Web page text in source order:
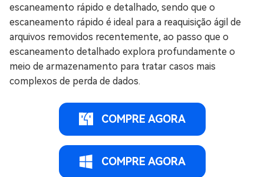
escaneamento rápido e detalhado, sendo que o
escaneamento rápido é ideal para a reaquisição ágil de
arquivos removidos recentemente, ao passo que o
escaneamento detalhado explora profundamente o
meio de armazenamento para tratar casos mais
complexos de perda de dados.
COMPRE AGORA
COMPRE AGORA